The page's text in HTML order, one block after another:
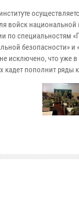
войск национальной
по специальностям
безопасности» и
исключено, что уже
кадет пополнит ряды